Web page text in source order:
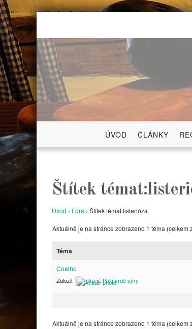
Skip
content
ÚVOD ČLÁNKY
Štítek
Úvod › Fóra › Štítek témat:listerióza
Aktuálně je na stránce zobrazeno 1 téma (celkem
Téma
Coalho
Založil: Inkav:Polotvrdé sýry
Aktuálně je na stránce zobrazeno 1 téma (celkem